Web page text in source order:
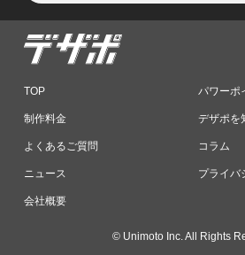
TOP パワーポ
制作料金 デザポを
よくあるご質問 コラム
ニュース プライバ
会社概要
© Unimoto Inc. All Rights